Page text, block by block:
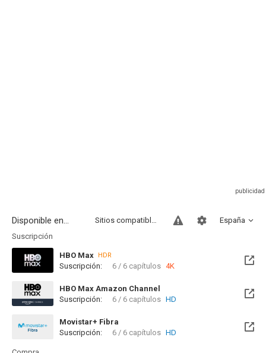
Disponible en... España
Sitios compatibles
Suscripción
HBO Max HDR
Suscripción: 6 / 6 capítulos 4K
HBO Max Amazon Channel
Suscripción:
6 / 6 capítulos HD
Movistar+ Fibra
Disponible hasta el Sab, 18 Ene 2031 (Quedan 4 años)
Suscripción: 6 / 6 capítulos HD